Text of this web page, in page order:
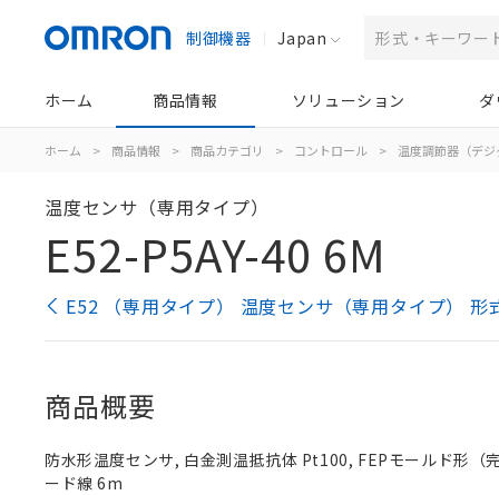
制御機器 Japan
ホーム 商品情報 ソリューション
ホーム > 商品情報 > 商品カテゴリ > コントロール > 温度調節器（デジ
温度センサ（専用タイプ）
E52-P5AY-40 6M
E52 （専用タイプ） 温度センサ（専用タイプ） 形
商品概要
防水形温度センサ, 白金測温抵抗体 Pt100, FEPモールド形
ード線 6m